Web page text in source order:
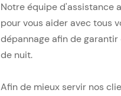
Notre équipe d'assistance
pour vous aider avec tous
dépannage afin de
de nuit.
Afin de mieux servir nos